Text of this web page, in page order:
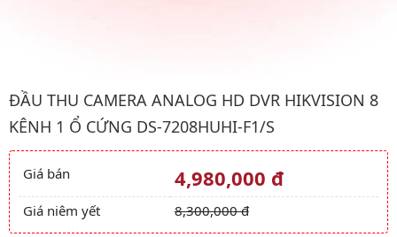
Hình ảnh đại diện của sản phẩm Đầu thu camera analog HD
ĐẦU THU CAMERA ANALOG HD DVR HIKVISION 8
KÊNH 1 Ổ CỨNG DS-7208HUHI-F1/S
Giá và khuyến mãi
Giá bán 4,980,000 đ
Giá niêm yết 8,300,000 đ